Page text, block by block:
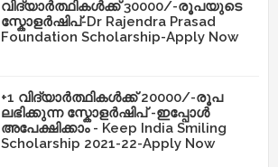
വിദ്യാർത്ഥികൾക്ക് 30000/-രൂപയുടെ
സ്കോളർഷിപ്-Dr Rajendra Prasad
Foundation Scholarship-Apply Now
+1 വിദ്യാർത്ഥികൾക്ക് 20000/-രൂപ
ലഭിക്കുന്ന സ്കോളർഷിപ് -ഇപ്പോൾ
അപേക്ഷിക്കാം - Keep India Smiling
Scholarship 2021-22-Apply Now